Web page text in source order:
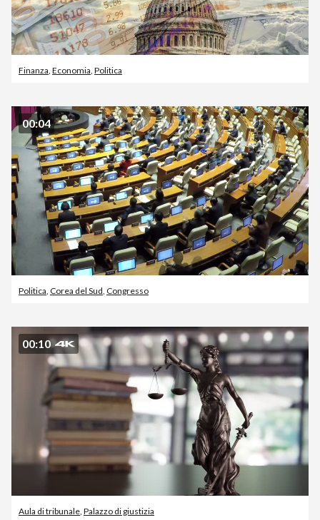
Finanza Economia Politica
00:04
Politica Corea del Sud Congresso
00:10
Aula di tribunale Palazzo di giustizia